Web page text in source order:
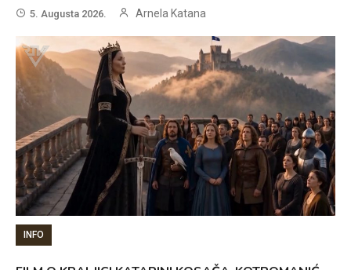
5. Augusta 2026. Arnela Katana
INFO